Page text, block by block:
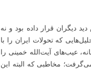
دیگران قرار داده بود و نه
که تحولات ایران را با
به نظر می‌رسد. حتی در انقلاب ۵۷ هم جامه‌ی رسانه، عیب‌های آیت‌الله خمینی را
مخاطبی که البته این